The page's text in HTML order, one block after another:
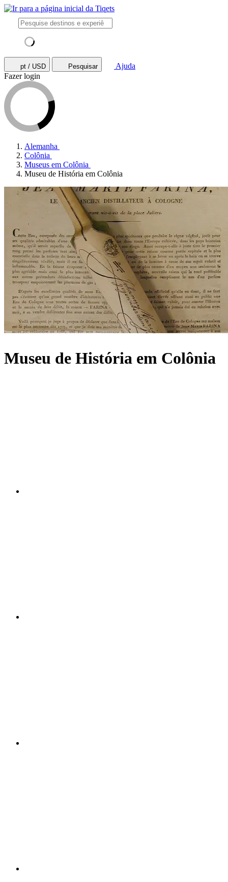
pt / USD Pesquisar
Ajuda
Fazer login
Alemanha
Colônia
Museus em Colônia
Museu de História em Colônia
Museu de História em Colônia